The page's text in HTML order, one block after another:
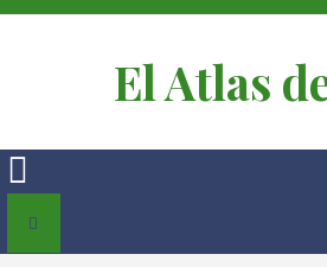
El Atlas